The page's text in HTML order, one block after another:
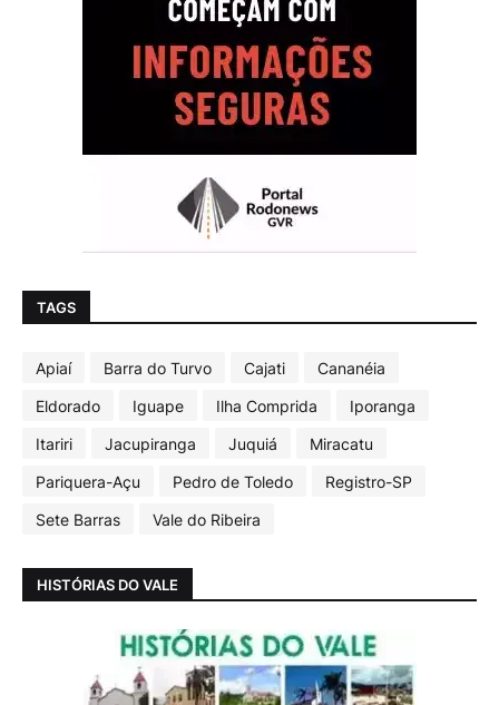
TAGS
Apiaí Barra do Turvo Cajati
Cananéia
Eldorado
Iguape Ilha Comprida
Iporanga
Itariri
Jacupiranga Juquiá
Miracatu
Pariquera-Açu
Pedro de Toledo
Registro-SP
Sete Barras
Vale do Ribeira
HISTÓRIAS DO VALE